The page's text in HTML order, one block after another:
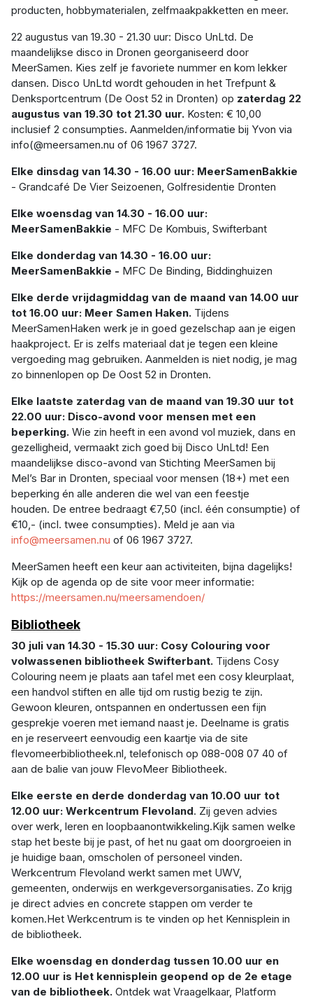
producten, hobbymaterialen, zelfmaakpakketten en meer.
22 augustus van 19.30 - 21.30 uur: Disco UnLtd. De
maandelijkse disco in Dronen georganiseerd door
MeerSamen. Kies zelf je favoriete nummer en kom lekker
dansen. Disco UnLtd wordt gehouden in het Trefpunt &
Denksportcentrum (De Oost 52 in Dronten) op zaterdag 22
augustus van 19.30 tot 21.30 uur. Kosten: € 10,00
inclusief 2 consumpties. Aanmelden/informatie bij Yvon via
info(@meersamen.nu of 06 1967 3727.
Elke dinsdag van 14.30 - 16.00 uur: MeerSamenBakkie
- Grandcafé De Vier Seizoenen, Golfresidentie Dronten
Elke woensdag van 14.30 - 16.00 uur:
MeerSamenBakkie - MFC De Kombuis, Swifterbant
Elke donderdag van 14.30 - 16.00 uur:
MeerSamenBakkie - MFC De Binding, Biddinghuizen
Elke derde vrijdagmiddag van de maand van 14.00 uur
tot 16.00 uur: Meer Samen Haken. Tijdens
MeerSamenHaken werk je in goed gezelschap aan je eigen
haakproject. Er is zelfs materiaal dat je tegen een kleine
vergoeding mag gebruiken. Aanmelden is niet nodig, je mag
zo binnenlopen op De Oost 52 in Dronten.
Elke laatste zaterdag van de maand van 19.30 uur tot
22.00 uur: Disco-avond voor mensen met een
beperking. Wie zin heeft in een avond vol muziek, dans en
gezelligheid, vermaakt zich goed bij Disco UnLtd! Een
maandelijkse disco-avond van Stichting MeerSamen bij
Mel’s Bar in Dronten, speciaal voor mensen (18+) met een
beperking én alle anderen die wel van een feestje
houden. De entree bedraagt €7,50 (incl. één consumptie) of
€10,- (incl. twee consumpties). Meld je aan via
info@meersamen.nu of 06 1967 3727.
MeerSamen heeft een keur aan activiteiten, bijna dagelijks!
Kijk op de agenda op de site voor meer informatie:
https://meersamen.nu/meersamendoen/
Bibliotheek
30 juli van 14.30 - 15.30 uur: Cosy Colouring voor
volwassenen bibliotheek Swifterbant. Tijdens Cosy
Colouring neem je plaats aan tafel met een cosy kleurplaat,
een handvol stiften en alle tijd om rustig bezig te zijn.
Gewoon kleuren, ontspannen en ondertussen een fijn
gesprekje voeren met iemand naast je. Deelname is gratis
en je reserveert eenvoudig een kaartje via de site
flevomeerbibliotheek.nl, telefonisch op 088-008 07 40 of
aan de balie van jouw FlevoMeer Bibliotheek.
Elke eerste en derde donderdag van 10.00 uur tot
12.00 uur: Werkcentrum Flevoland. Zij geven advies
over werk, leren en loopbaanontwikkeling.Kijk samen welke
stap het beste bij je past, of het nu gaat om doorgroeien in
je huidige baan, omscholen of personeel vinden.
Werkcentrum Flevoland werkt samen met UWV,
gemeenten, onderwijs en werkgeversorganisaties. Zo krijg
je direct advies en concrete stappen om verder te
komen.Het Werkcentrum is te vinden op het Kennisplein in
de bibliotheek.
Elke woensdag en donderdag tussen 10.00 uur en
12.00 uur is Het kennisplein geopend op de 2e etage
van de bibliotheek. Ontdek wat Vraagelkaar, Platform